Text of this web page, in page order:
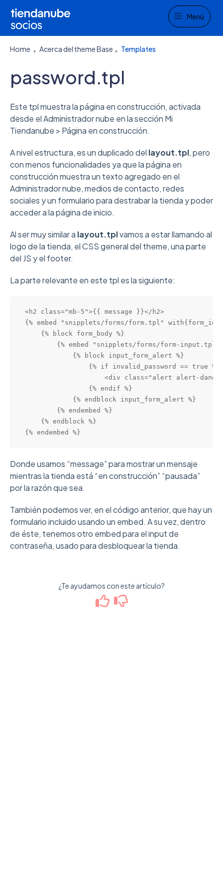
Menu
Menú
Home Acerca del theme Base Templates
password.tpl
Este tpl muestra la página en construcción, activada
desde el Administrador nube en la sección Mi
Tiendanube > Página en construcción.
A nivel estructura, es un duplicado del layout.tpl, pero
con menos funcionalidades ya que la página en
construcción muestra un texto agregado en el
Administrador nube, medios de contacto, redes
sociales y un formulario para destrabar la tienda y poder
acceder a la página de inicio.
Al ser muy similar a layout.tplvamos a estar llamando al
logo de la tienda, el CSS general del theme, una parte
del JS y el footer.
La parte relevante en este tpl es la siguiente:
<h2 class="mb-5">{{ message }}</h2>
{% embed "snipplets/forms/form.tpl"
    {% block form_body %}
{% embed "snipplets/forms/form-
            {% block input_form_alert %}
                {% if invalid_password == true %}
<div class="alert alert-
                {% endif %}
            {% endblock input_form_alert %}
        {% endembed %}
    {% endblock %}
{% endembed %}
Donde usamos “message” para mostrar un mensaje
mientras la tienda está “en construcción” “pausada”
por la razón que sea.
También podemos ver, en el código anterior, que hay un
formulario incluido usando un embed. A su vez, dentro
de éste, tenemos otro embed para el input de
contraseña, usado para desbloquear la tienda.
¿Te ayudamos con este artículo?